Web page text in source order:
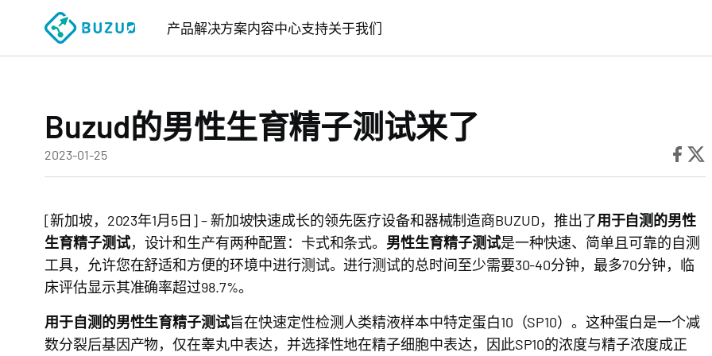
产品解决方案内容中心支持关于我们
Buzud的男性生育精子测试来了
2023-01-25
[新加坡，2023年1月5日] – 新加坡快速成长的领先医疗设备和器械制造商BUZUD，推出了用于自测的男性
生育精子测试，设计和生产有两种配置：卡式和条式。 男性生育精子测试是一种快速、简单且可靠的自测
工具，允许您在舒适和方便的环境中进行测试。进行测试的总时间至少需要30-40分钟，最多70分钟，临
床评估显示其准确率超过98.7%。
用于自测的男性生育精子测试旨在快速定性检测人类精液样本中特定蛋白10（SP10）。这种蛋白是一个减
数分裂后基因产物，仅在睾丸中表达，并选择性地在精子细胞中表达，因此SP10的浓度与精子浓度成正